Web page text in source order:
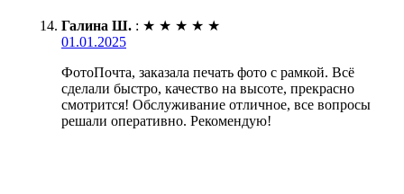
Галина Ш. : ★ ★ ★ ★ ★
01.01.2025
ФотоПочта, заказала печать фото с рамкой. Всё
сделали быстро, качество на высоте, прекрасно
смотрится! Обслуживание отличное, все вопросы
решали оперативно. Рекомендую!